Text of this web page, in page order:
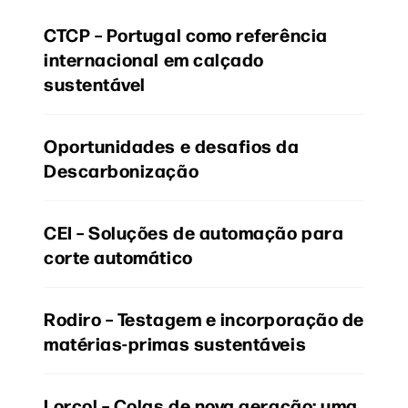
CTCP – Portugal como referência
internacional em calçado
sustentável
Oportunidades e desafios da
Descarbonização
CEI – Soluções de automação para
corte automático
Rodiro – Testagem e incorporação de
matérias-primas sustentáveis